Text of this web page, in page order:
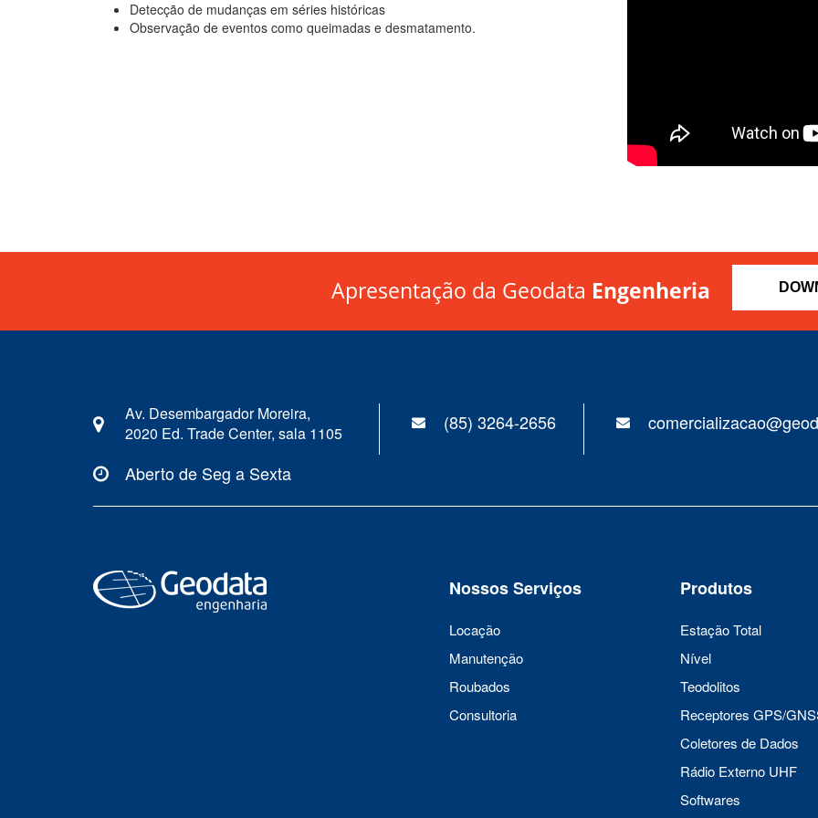
Detecção de mudanças em séries históricas
Observação de eventos como queimadas e desmatamento.
Apresentação da Geodata Engenheria
Av. Desembargador Moreira,
2020 Ed. Trade Center, sala 1105
(85) 3264-2656
Aberto de Seg a Sexta
Nossos Serviços
Locação
Manutenção
Roubados
Consultoria
Produtos
Estação Total
Nível
Teodolitos
Receptores GPS/
Coletores de Dados
Rádio Externo UHF
Softwares